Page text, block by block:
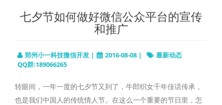
七夕节如何做好微信公众平台的宣传
和推广
郑州小一科技微信开发 | 2016-08-08 |
最新动态
QQ群:189066265
转眼间，一年一度的七夕节又到了，牛郎织女千年佳话传承，
也是我们中国人的传统情人节。在这么一个重要的节日里，怎